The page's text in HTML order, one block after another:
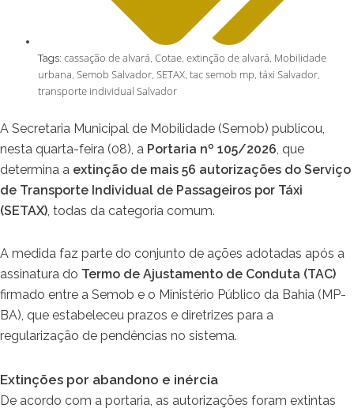
Tags: cassação de alvará Cotae extinção de alvará Mobilidade
urbana Semob Salvador SETAX tac semob mp táxi Salvador
transporte individual Salvador
A Secretaria Municipal de Mobilidade (Semob) publicou,
nesta quarta-feira (08), a Portaria nº 105/2026, que
determina a extinção de mais 56 autorizações do Serviço
de Transporte Individual de Passageiros por Táxi
(SETAX), todas da categoria comum.
A medida faz parte do conjunto de ações adotadas após a
assinatura do Termo de Ajustamento de Conduta (TAC)
firmado entre a Semob e o Ministério Público da Bahia (MP-
BA), que estabeleceu prazos e diretrizes para a
regularização de pendências no sistema.
Extinções por abandono e inércia
De acordo com a portaria, as autorizações foram extintas